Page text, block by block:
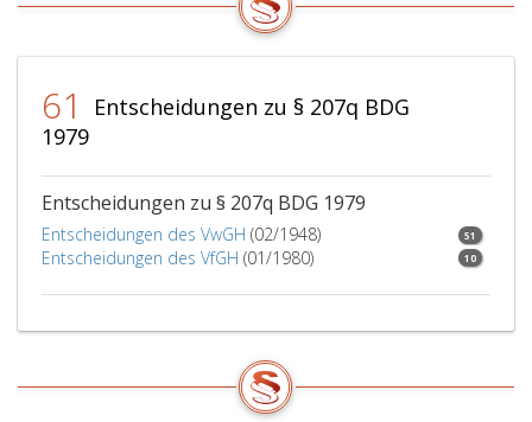
61
Entscheidungen zu § 207q BDG
1979
Entscheidungen zu § 207q BDG 1979
Entscheidungen des VwGH (02/1948) 51
Entscheidungen des VfGH (01/1980) 10